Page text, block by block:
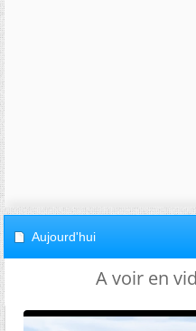
Aujourd'hui
A voir en